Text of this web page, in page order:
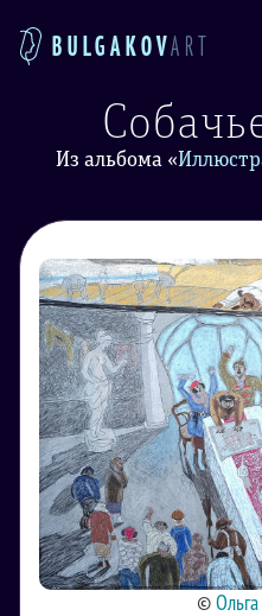
BULGAKOVART
Из альбома «
©